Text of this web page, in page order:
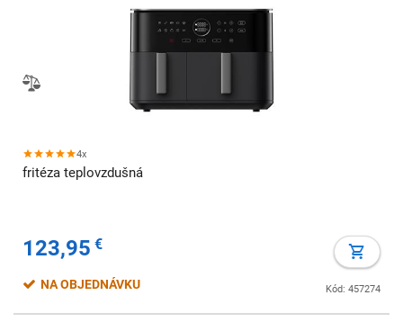
4x
fritéza teplovzdušná
123,95 €
Kód: 457274
NA OBJEDNÁVKU